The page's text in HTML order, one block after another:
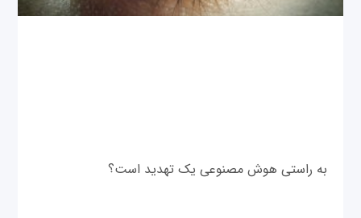
به راستی هوش مصنوعی یک تهدید است؟